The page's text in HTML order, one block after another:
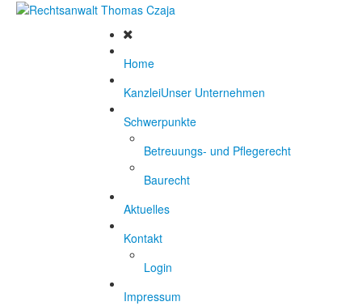
Home
KanzleiUnser Unternehmen
Schwerpunkte
Betreuungs- und Pflegerecht
Baurecht
Aktuelles
Kontakt
Login
Impressum